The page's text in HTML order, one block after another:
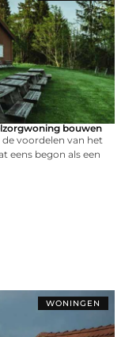
bouwen
de voordelen van het
eens begon als een
WONINGEN